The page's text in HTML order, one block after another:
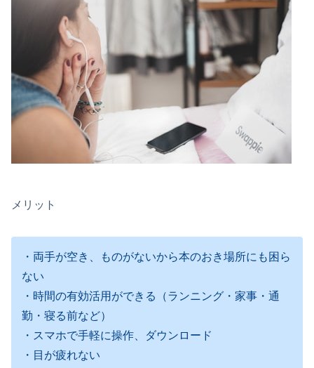
メリット
・両手が空き、ものがないから本のおき場所にも困ら
ない
・時間の有効活用ができる（ランニング・家事・通
勤・寝る前など）
・スマホで手軽に操作、ダウンロード
・目が疲れない